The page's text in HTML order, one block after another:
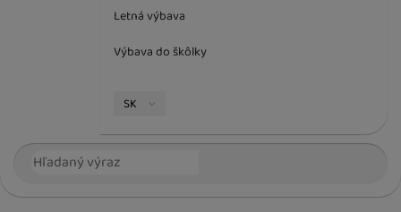
Letná výbava
Výbava do škôlky
Jazyková verzia
SK
Vyhľadávanie